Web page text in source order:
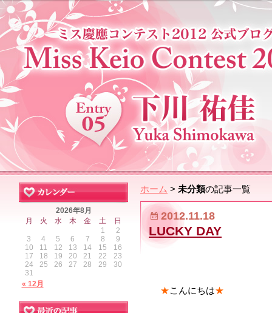
ホーム > 未分類の記事一覧
2012.11.18
LUCKY DAY
★こんにちは★
2026年8月
月
火 水 木 金 土 日
« 12月
1
2
3
4 5 6 7 8
9
10
11 12 13 14 15
16
17
18 19 20 21 22
23
24
25 26 27 28 29
30
31